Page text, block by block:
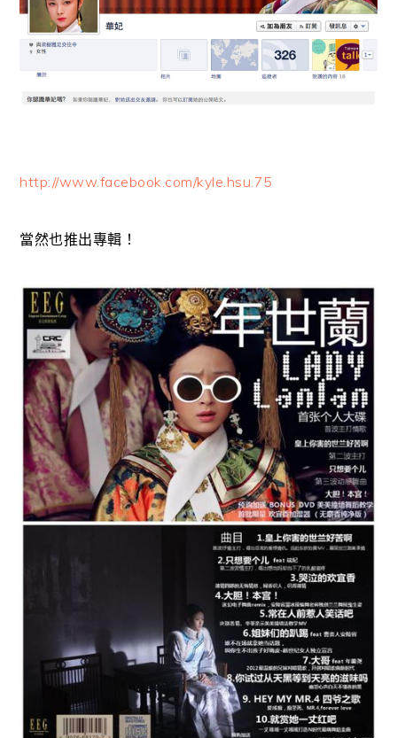
http://www.facebook.com/kyle.hsu.75
當然也推出專輯！